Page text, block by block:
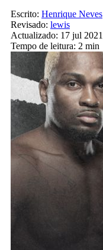
Escrito: Henrique Neves
Revisado: lewis
Actualizado: 17 jul 2021
Tempo de leitura: 2 min